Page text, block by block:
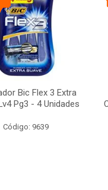
Bic Flex 3 Extra
Pg3 - 4 Unidades
Código: 9639